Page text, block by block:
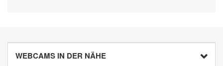
WEBCAMS IN DER NÄHE